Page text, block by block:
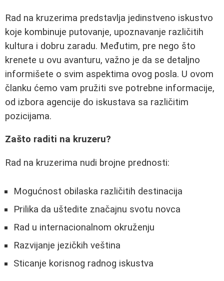
Rad na kruzerima predstavlja jedinstveno iskustvo
koje kombinuje putovanje, upoznavanje različitih
kultura i dobru zaradu. Međutim, pre nego što
krenete u ovu avanturu, važno je da se detaljno
informišete o svim aspektima ovog posla. U ovom
članku ćemo vam pružiti sve potrebne informacije,
od izbora agencije do iskustava sa različitim
pozicijama.
Zašto raditi na kruzeru?
Rad na kruzerima nudi brojne prednosti:
Mogućnost obilaska različitih destinacija
Prilika da uštedite značajnu svotu novca
Rad u internacionalnom okruženju
Razvijanje jezičkih veština
Sticanje korisnog radnog iskustva